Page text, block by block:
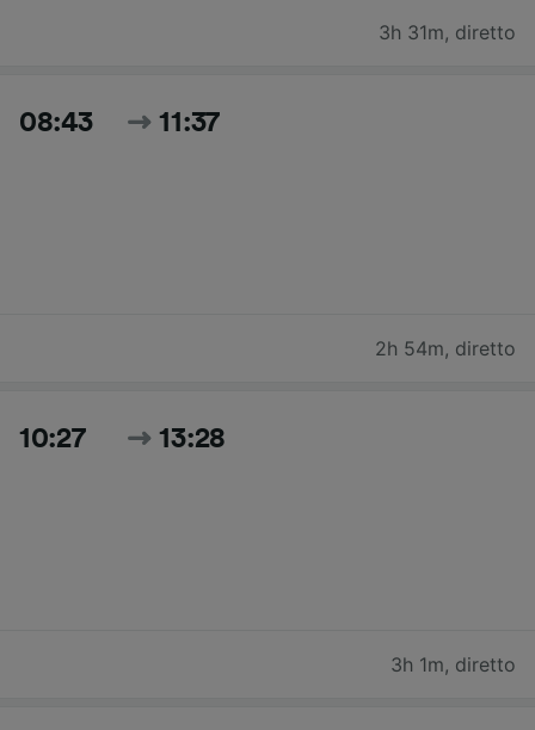
3h 31m, diretto
08:43 11:37
2h 54m, diretto
10:27 13:28
3h 1m, diretto